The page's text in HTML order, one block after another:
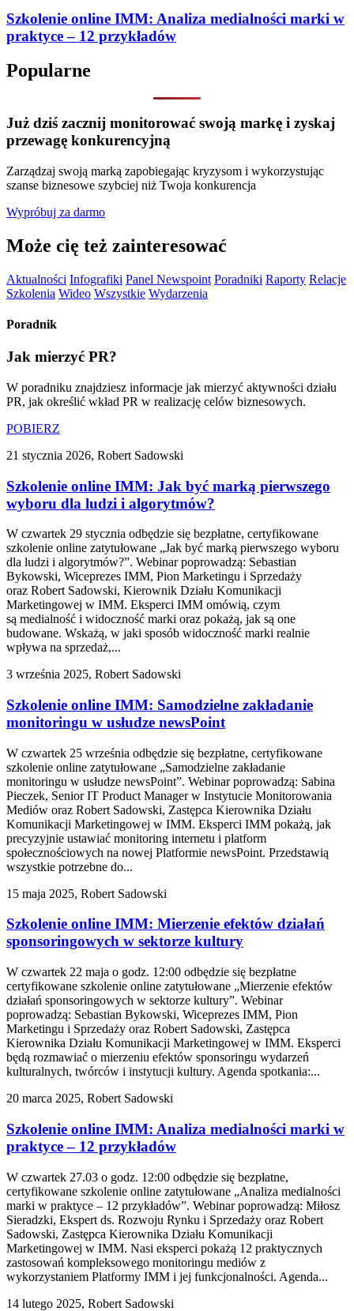
Szkolenie online IMM: Analiza medialności marki w
praktyce – 12 przykładów
Popularne
Już dziś zacznij monitorować swoją markę i zyskaj
przewagę konkurencyjną
Zarządzaj swoją marką zapobiegając kryzysom i wykorzystując
szanse biznesowe szybciej niż Twoja konkurencja
Wypróbuj za darmo
Może cię też zainteresować
Aktualności Infografiki Panel Newspoint Poradniki Raporty Relacje
Szkolenia Wideo Wszystkie Wydarzenia
Poradnik
Jak mierzyć PR?
W poradniku znajdziesz informacje jak mierzyć aktywności działu
PR, jak określić wkład PR w realizację celów biznesowych.
POBIERZ
21 stycznia 2026, Robert Sadowski
Szkolenie online IMM: Jak być marką pierwszego
wyboru dla ludzi i algorytmów?
W czwartek 29 stycznia odbędzie się bezpłatne, certyfikowane
szkolenie online zatytułowane „Jak być marką pierwszego wyboru
dla ludzi i algorytmów?”. Webinar poprowadzą: Sebastian
Bykowski, Wiceprezes IMM, Pion Marketingu i Sprzedaży
oraz Robert Sadowski, Kierownik Działu Komunikacji
Marketingowej w IMM. Eksperci IMM omówią, czym
są medialność i widoczność marki oraz pokażą, jak są one
budowane. Wskażą, w jaki sposób widoczność marki realnie
wpływa na sprzedaż,...
3 września 2025, Robert Sadowski
Szkolenie online IMM: Samodzielne zakładanie
monitoringu w usłudze newsPoint
W czwartek 25 września odbędzie się bezpłatne, certyfikowane
szkolenie online zatytułowane „Samodzielne zakładanie
monitoringu w usłudze newsPoint”. Webinar poprowadzą: Sabina
Pieczek, Senior IT Product Manager w Instytucie Monitorowania
Mediów oraz Robert Sadowski, Zastępca Kierownika Działu
Komunikacji Marketingowej w IMM. Eksperci IMM pokażą, jak
precyzyjnie ustawiać monitoring internetu i platform
społecznościowych na nowej Platformie newsPoint. Przedstawią
wszystkie potrzebne do...
15 maja 2025, Robert Sadowski
Szkolenie online IMM: Mierzenie efektów działań
sponsoringowych w sektorze kultury
W czwartek 22 maja o godz. 12:00 odbędzie się bezpłatne
certyfikowane szkolenie online zatytułowane „Mierzenie efektów
działań sponsoringowych w sektorze kultury”. Webinar
poprowadzą: Sebastian Bykowski, Wiceprezes IMM, Pion
Marketingu i Sprzedaży oraz Robert Sadowski, Zastępca
Kierownika Działu Komunikacji Marketingowej w IMM. Eksperci
będą rozmawiać o mierzeniu efektów sponsoringu wydarzeń
kulturalnych, twórców i instytucji kultury. Agenda spotkania:...
20 marca 2025, Robert Sadowski
Szkolenie online IMM: Analiza medialności marki w
praktyce – 12 przykładów
W czwartek 27.03 o godz. 12:00 odbędzie się bezpłatne,
certyfikowane szkolenie online zatytułowane „Analiza medialności
marki w praktyce – 12 przykładów”. Webinar poprowadzą: Miłosz
Sieradzki, Ekspert ds. Rozwoju Rynku i Sprzedaży oraz Robert
Sadowski, Zastępca Kierownika Działu Komunikacji
Marketingowej w IMM. Nasi eksperci pokażą 12 praktycznych
zastosowań kompleksowego monitoringu mediów z
wykorzystaniem Platformy IMM i jej funkcjonalności. Agenda...
14 lutego 2025, Robert Sadowski